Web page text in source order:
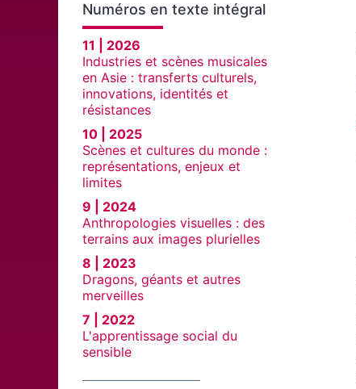
Numéros en texte intégral
11 | 2026
Industries et scènes musicales
en Asie : transferts culturels,
innovations, identités et
résistances
10 | 2025
Scènes et cultures du monde :
représentations, enjeux et
limites
9 | 2024
Anthropologies visuelles : des
terrains aux images plurielles
8 | 2023
Dragons, géants et autres
merveilles
7 | 2022
L'apprentissage social du
sensible